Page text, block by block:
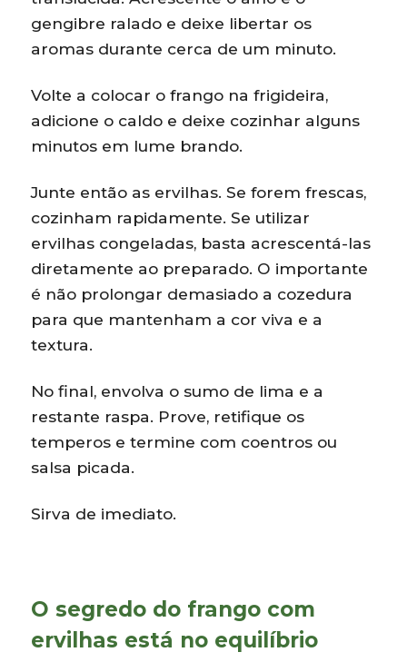
gengibre ralado e deixe libertar os
aromas durante cerca de um minuto.
Volte a colocar o frango na frigideira,
adicione o caldo e deixe cozinhar alguns
minutos em lume brando.
Junte então as ervilhas. Se forem frescas,
cozinham rapidamente. Se utilizar
ervilhas congeladas, basta acrescentá-las
diretamente ao preparado. O importante
é não prolongar demasiado a cozedura
para que mantenham a cor viva e a
textura.
No final, envolva o sumo de lima e a
restante raspa. Prove, retifique os
temperos e termine com coentros ou
salsa picada.
Sirva de imediato.
O segredo do frango com
ervilhas está no equilíbrio